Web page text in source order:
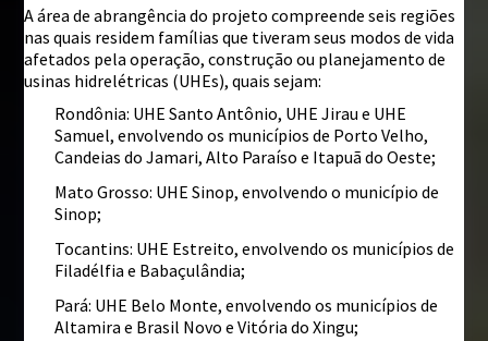
A área de abrangência do projeto compreende seis regiões
nas quais residem famílias que tiveram seus modos de vida
afetados pela operação, construção ou planejamento de
usinas hidrelétricas (UHEs), quais sejam:
Rondônia: UHE Santo Antônio, UHE Jirau e UHE
Samuel, envolvendo os municípios de Porto Velho,
Candeias do Jamari, Alto Paraíso e Itapuã do Oeste;
Mato Grosso: UHE Sinop, envolvendo o município de
Sinop;
Tocantins: UHE Estreito, envolvendo os municípios de
Filadélfia e Babaçulândia;
Pará: UHE Belo Monte, envolvendo os municípios de
Altamira e Brasil Novo e Vitória do Xingu;